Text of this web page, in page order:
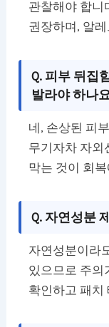
관찰해야 합니
권장하며, 알
Q. 피부 뒤집
발라야 하나요
네, 손상된 피
무기자차 자외
막는 것이 회
Q. 자연성분
자연성분이라
있으므로 주의
확인하고 패치